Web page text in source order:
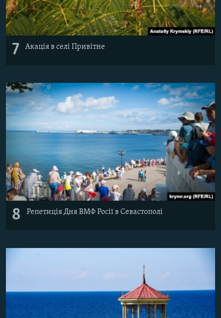
7 Акація в селі Привітне
8 Репетиція Дня ВМФ Росії в Севастополі